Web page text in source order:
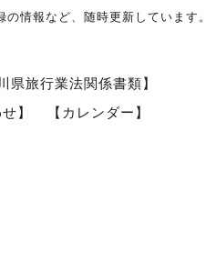
情報など、随時更新しています。
旅行業法関係書類】
】
【カレンダー】